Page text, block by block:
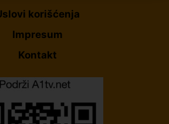
korišćenja
Impresum
Kontakt